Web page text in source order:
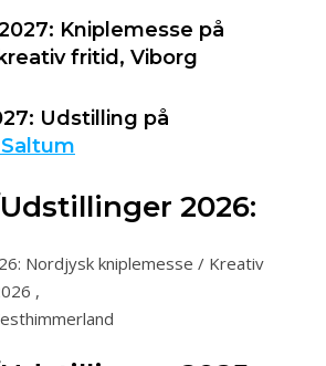
Kniplemesse på
fritid, Viborg
Udstilling på
2026:
Nordjysk kniplemesse / Kreativ
,